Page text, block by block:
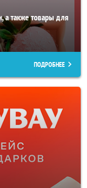
а также товары для
ПОДРОБНЕЕ